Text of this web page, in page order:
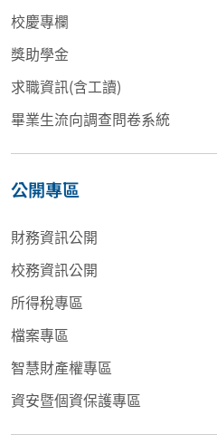
校慶專欄
獎助學金
求職資訊(含工讀)
畢業生流向調查問卷系統
公開專區
財務資訊公開
校務資訊公開
所得稅專區
檔案專區
智慧財產權專區
資安暨個資保護專區